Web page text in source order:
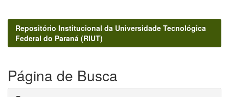
Repositório Institucional da Universidade Tecnológica
Federal do Paraná (RIUT)
Página de Busca